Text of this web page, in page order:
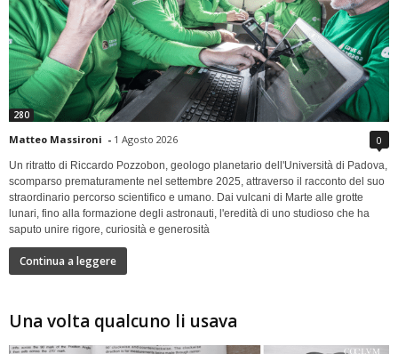
280
Matteo Massironi - 1 Agosto 2026 0
Un ritratto di Riccardo Pozzobon, geologo planetario dell'Università di Padova,
scomparso prematuramente nel settembre 2025, attraverso il racconto del suo
straordinario percorso scientifico e umano. Dai vulcani di Marte alle grotte
lunari, fino alla formazione degli astronauti, l'eredità di uno studioso che ha
saputo unire rigore, curiosità e generosità
Continua a leggere
Una volta qualcuno li usava